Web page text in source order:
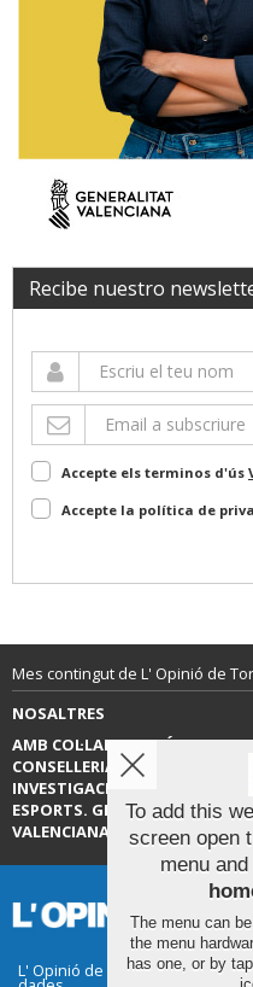
Recibe nuestro
Accepte els terminos d'ús
Accepte la política de
Mes contingut de L' Opinió de
NOSALTRES
AMB COL·LABORACIÓ DE LA
CONSELLERIA D’EDUCACIÓ,
INVESTIGACIÓ, CULTURA I
ESPORTS. GENERALITAT
VALENCIANA.
L' Opinió de Torrent |Termes
To add this
screen open
menu
The menu can
the menu
has one, or by
Aviso sobre
Utilizamos
lista de
nuestra